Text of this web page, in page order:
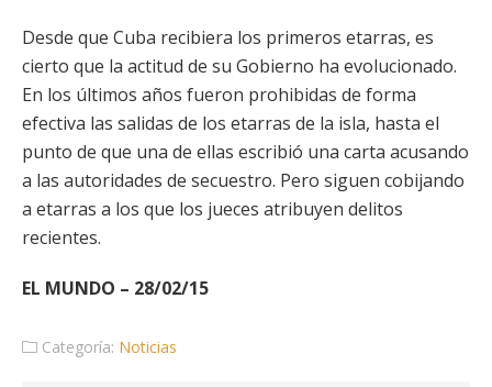
Desde que Cuba recibiera los primeros etarras, es
cierto que la actitud de su Gobierno ha evolucionado.
En los últimos años fueron prohibidas de forma
efectiva las salidas de los etarras de la isla, hasta el
punto de que una de ellas escribió una carta acusando
a las autoridades de secuestro. Pero siguen cobijando
a etarras a los que los jueces atribuyen delitos
recientes.
EL MUNDO – 28/02/15
Categoría: Noticias